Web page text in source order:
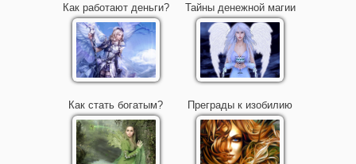
Как работают деньги? Тайны денежной магии
Как стать богатым? Преграды к изобилию